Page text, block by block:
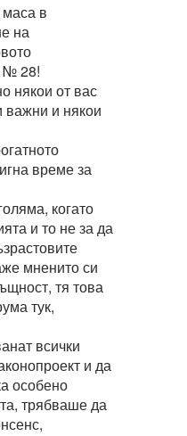
маса в
на
№ 28!
някои от вас
важни и някои
време за
когато
и то не за да
мненито си
тя това
тук,
всички
и да
особено
трябваше да